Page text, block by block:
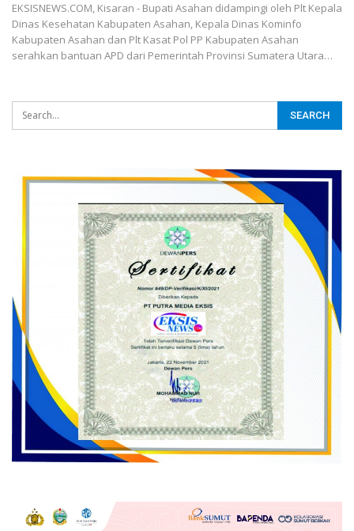
EKSISNEWS.COM, Kisaran - Bupati Asahan didampingi oleh Plt Kepala
Dinas Kesehatan Kabupaten Asahan, Kepala Dinas Kominfo
Kabupaten Asahan dan Plt Kasat Pol PP Kabupaten Asahan
serahkan bantuan APD dari Pemerintah Provinsi Sumatera Utara…